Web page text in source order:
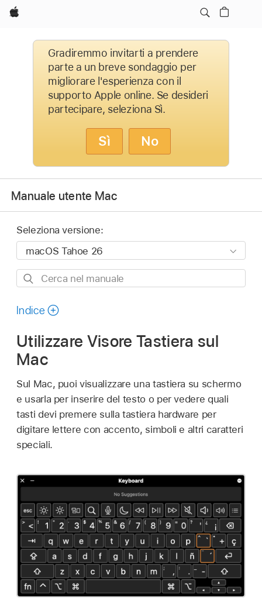
Apple
Gradiremmo invitarti a prendere
parte a un breve sondaggio per
migliorare l'esperienza con il
supporto Apple online. Se desideri
partecipare, seleziona Sì.
Sì No
Manuale utente Mac
Seleziona versione:
Cerca
manuale
Indice
Utilizzare Visore Tastiera sul
Mac
Sul Mac, puoi visualizzare una tastiera su schermo
e usarla per inserire del testo o per vedere quali
tasti devi premere sulla tastiera hardware per
digitare lettere con accento, simboli e altri caratteri
speciali.